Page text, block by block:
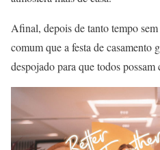
Afinal, depois de tanto tempo
comum que a festa de casamento
despojado para que todos possam